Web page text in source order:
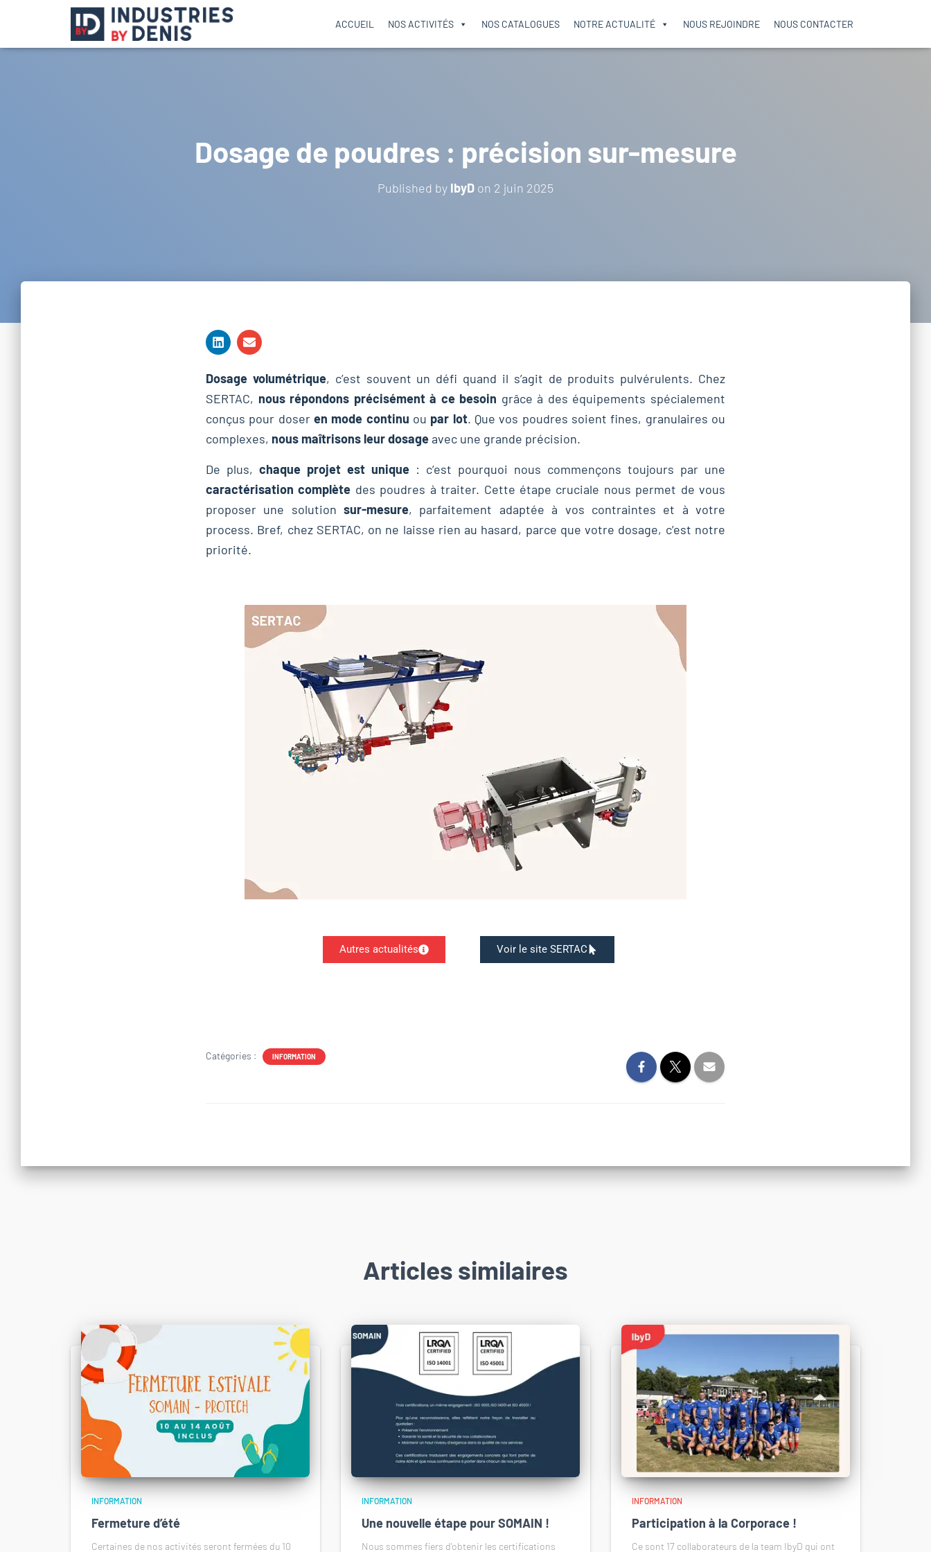
ACCUEIL NOS ACTIVITÉS NOS CATALOGUES NOTRE ACTUALITÉ NOUS REJOINDRE NOUS CONTACTER
Dosage de poudres : précision sur-mesure
Published by IbyD on 2 juin 2025
Dosage volumétrique, c’est souvent un défi quand il s’agit de produits pulvérulents. Chez
SERTAC, nous répondons précisément à ce besoin grâce à des équipements spécialement
conçus pour doser en mode continu ou par lot. Que vos poudres soient fines, granulaires ou
complexes, nous maîtrisons leur dosageavec une grande précision.
De plus, chaque projet est unique : c’est pourquoi nous commençons toujours par une
caractérisation complète des poudres à traiter. Cette étape cruciale nous permet de vous
proposer une solutionsur-mesure, parfaitement adaptée à vos contraintes et à votre
process. Bref, chez SERTAC, on ne laisse rien au hasard, parce que votre dosage, c’est notre
priorité.
Autres actualités Voir le site SERTAC
Catégories : INFORMATION
Articles similaires
INFORMATION
Fermeture d’été
Certaines de nos activités seront fermées du 10
INFORMATION
Une nouvelle étape pour SOMAIN !
Nous sommes fiers d'obtenir les certifications
INFORMATION
Participation à la Corporace !
Ce sont 17 collaborateurs de la team IbyD qui ont